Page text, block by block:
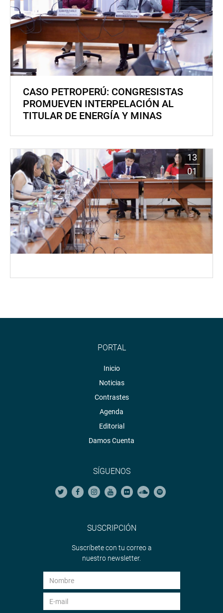
CASO PETROPERÚ: CONGRESISTAS
PROMUEVEN INTERPELACIÓN AL
TITULAR DE ENERGÍA Y MINAS
13
01
PORTAL
Inicio
Noticias
Contrastes
Agenda
Editorial
Damos Cuenta
SÍGUENOS
SUSCRIPCIÓN
Suscríbete con tu correo a
nuestro newsletter.